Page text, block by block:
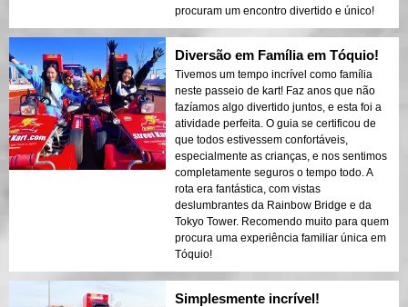
procuram um encontro divertido e único!
Diversão em Família em Tóquio!
Tivemos um tempo incrível como família
neste passeio de kart! Faz anos que não
fazíamos algo divertido juntos, e esta foi a
atividade perfeita. O guia se certificou de
que todos estivessem confortáveis,
especialmente as crianças, e nos sentimos
completamente seguros o tempo todo. A
rota era fantástica, com vistas
deslumbrantes da Rainbow Bridge e da
Tokyo Tower. Recomendo muito para quem
procura uma experiência familiar única em
Tóquio!
Simplesmente incrível!